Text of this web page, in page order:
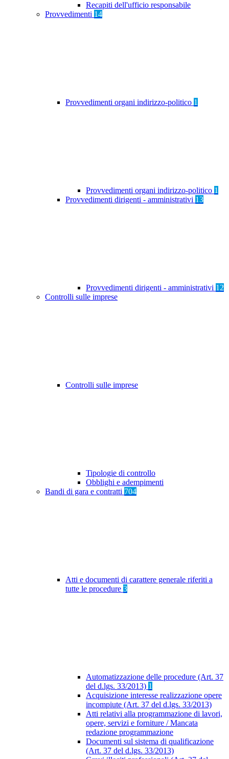
Recapiti dell'ufficio responsabile
Provvedimenti 14
Provvedimenti organi indirizzo-politico 1
Provvedimenti organi indirizzo-politico 1
Provvedimenti dirigenti - amministrativi 13
Provvedimenti dirigenti - amministrativi 12
Controlli sulle imprese
Controlli sulle imprese
Tipologie di controllo
Obblighi e adempimenti
Bandi di gara e contratti 704
Atti e documenti di carattere generale riferiti a
tutte le procedure 3
Automatizzazione delle procedure (Art. 37
del d.lgs. 33/2013) 1
Acquisizione interesse realizzazione opere
incompiute (Art. 37 del d.lgs. 33/2013)
Atti relativi alla programmazione di lavori,
opere, servizi e forniture / Mancata
redazione programmazione
Documenti sul sistema di qualificazione
(Art. 37 del d.lgs. 33/2013)